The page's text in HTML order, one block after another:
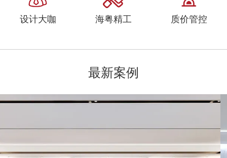
设计大咖 海粤精工 质价管控
最新案例